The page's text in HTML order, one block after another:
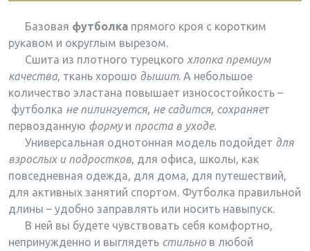
Базовая футболка прямого кроя с коротким
рукавом и округлым вырезом.
Сшита из плотного турецкого хлопка премиум
качества, ткань хорошо дышит. А небольшое
количество эластана повышает износостойкость –
футболка не пилингуется, не садится, сохраняет
первозданную форму и проста в уходе.
Универсальная однотонная модель подойдет для
взрослых и подростков, для офиса, школы, как
повседневная одежда, для дома, для путешествий,
для активных занятий спортом. Футболка правильной
длины – удобно заправлять или носить навыпуск.
В ней вы будете чувствовать себя комфортно,
непринужденно и выглядеть стильно в любой